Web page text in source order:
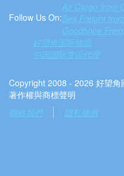
Follow Us On:
Air Cargo from
Sea Freight
Goodhope
好望角国际物流
中国国际货运代理
Copyright 2008 - 2026 好望
著作權與商標聲明
聯絡我們
隱私條例